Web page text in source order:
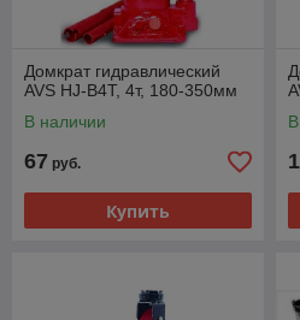
Домкрат гидравлический
AVS HJ-B4T, 4т, 180-350мм
В наличии
67 руб.
Купить